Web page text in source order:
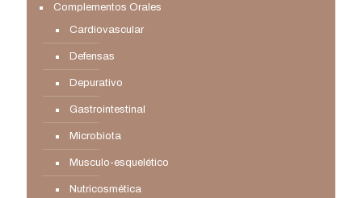
Complementos Orales
Cardiovascular
Defensas
Depurativo
Gastrointestinal
Microbiota
Musculo-esquelético
Nutricosmética